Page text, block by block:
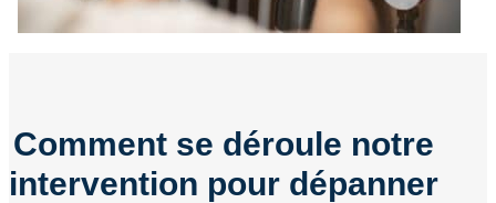
Comment se déroule notre
intervention pour dépanner